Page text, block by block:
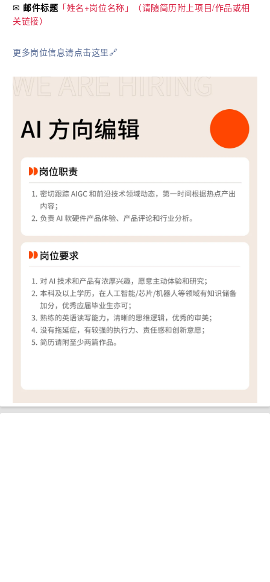
✉️ 邮件标题 「姓名+岗位名称」（请随简历附上项目/作品或相
关链接）
更多岗位信息请点击这里🔗